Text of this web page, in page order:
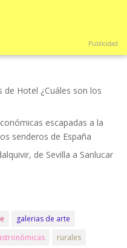
Publicidad
Hotel ¿Cuáles son los
escapadas a la
senderos de España
de Sevilla a Sanlucar
galerias de arte
rurales